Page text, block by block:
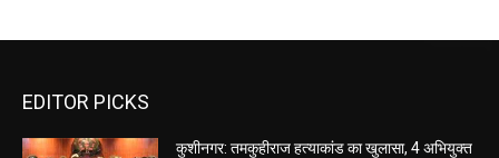
EDITOR PICKS
कुशीनगर: तमकुहीराज हत्याकांड का खुलासा, 4 अभियुक्त